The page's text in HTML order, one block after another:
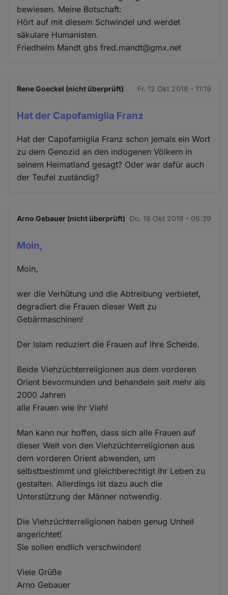
bewiesen. Meine Botschaft:
Hört auf mit diesem Schwindel und werdet
säkulare Humanisten.
Friedhelm Mandt gbs fred.mandt@gmx.net
Rene Goeckel (nicht überprüft) Fr. 12 Okt 2018 - 11:19
Hat der Capofamiglia Franz
Hat der Capofamiglia Franz schon jemals ein Wort
zu dem Genozid an den indogenen Völkern in
seinem Heimatland gesagt? Oder war dafür auch
der Teufel zuständig?
Arno Gebauer (nicht überprüft) Do. 18 Okt 2018 - 06:39
Moin,
Moin,
wer die Verhütung und die Abtreibung verbietet,
degradiert die Frauen dieser Welt zu
Gebärmaschinen!
Der Islam reduziert die Frauen auf ihre Scheide.
Beide Viehzüchterreligionen aus dem vorderen
Orient bevormunden und behandeln seit mehr als
2000 Jahren
alle Frauen wie ihr Vieh!
Man kann nur hoffen, dass sich alle Frauen auf
dieser Welt von den Viehzüchterreligionen aus
dem vorderen Orient abwenden, um
selbstbestimmt und gleichberechtigt ihr Leben zu
gestalten. Allerdings ist dazu auch die
Unterstützung der Männer notwendig.
Die Viehzüchterreligionen haben genug Unheil
angerichtet!
Sie sollen endlich verschwinden!
Viele Grüße
Arno Gebauer